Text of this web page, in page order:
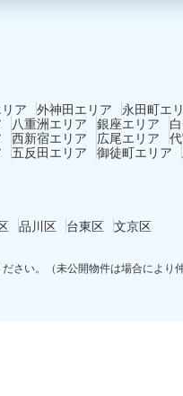
ア 外神田エリア
永田町エ
八重洲エリア 銀座エリア
西新宿エリア 広尾エリア
五反田エリア 御徒町エリア
品川区 台東区 文京区
さい。（未公開物件は場合により